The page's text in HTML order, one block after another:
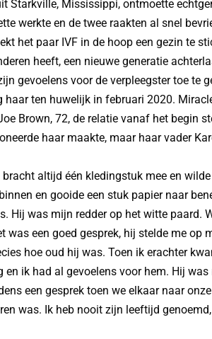
Starkville, Mississippi, ontmoette
werkte en de twee raakten al snel
het paar IVF in de hoop een gezin te
heeft, een nieuwe generatie
gevoelens voor de verpleegster toe te
haar ten huwelijk in februari 2020.
Brown, 72, de relatie vanaf het begin
haar maakte, maar haar vader
bracht altijd één kledingstuk mee en
en gooide een stuk papier naar
Hij was mijn redder op het witte paard.
was een goed gesprek, hij stelde me op
hoe oud hij was. Toen ik erachter
en ik had al gevoelens voor hem. Hij
een gesprek toen we elkaar naar
was. Ik heb nooit zijn leeftijd